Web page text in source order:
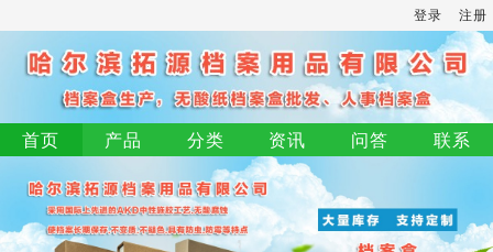
登录 注册
首页 产品 分类 资讯 问答 联系